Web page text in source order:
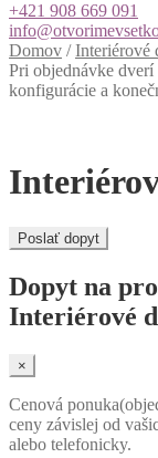
+421 908 669 091
Domov /Interiérové
Pri objednávke
konfigurácie a
Poslať dopyt
Dopyt na
Interiérové
×
Cenová
ceny závislej od
alebo telefonicky.